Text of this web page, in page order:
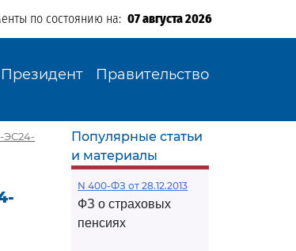
по состоянию на: 07 августа 2026
Президент Правительство
ЭС24-
Популярные статьи
и материалы
N 400-ФЗ от 28.12.2013
ФЗ о страховых
пенсиях